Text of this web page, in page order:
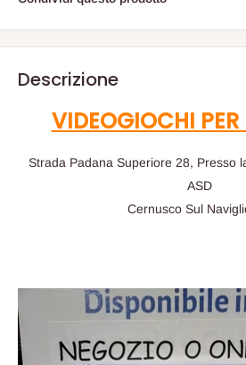
Descrizione
VIDEOGIOCHI PER
Strada Padana Superiore 28, Presso
ASD
Cernusco Sul